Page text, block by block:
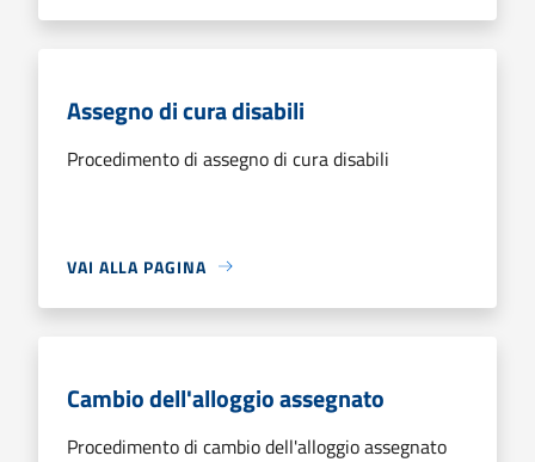
Assegno di cura disabili
Procedimento di assegno di cura disabili
VAI ALLA PAGINA
Cambio dell'alloggio assegnato
Procedimento di cambio dell'alloggio assegnato